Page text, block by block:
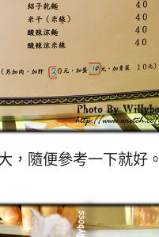
隨便參考一下就好。